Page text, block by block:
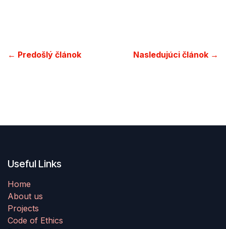
← Predošlý článok Nasledujúci článok →
Useful Links
Home
About us
Projects
Code of Ethics